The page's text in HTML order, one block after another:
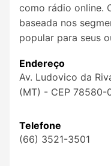
como rádio online.
baseada nos
popular para seus
Endereço
Av. Ludovico da
(MT) - CEP 78580-
Telefone
(66) 3521-3501